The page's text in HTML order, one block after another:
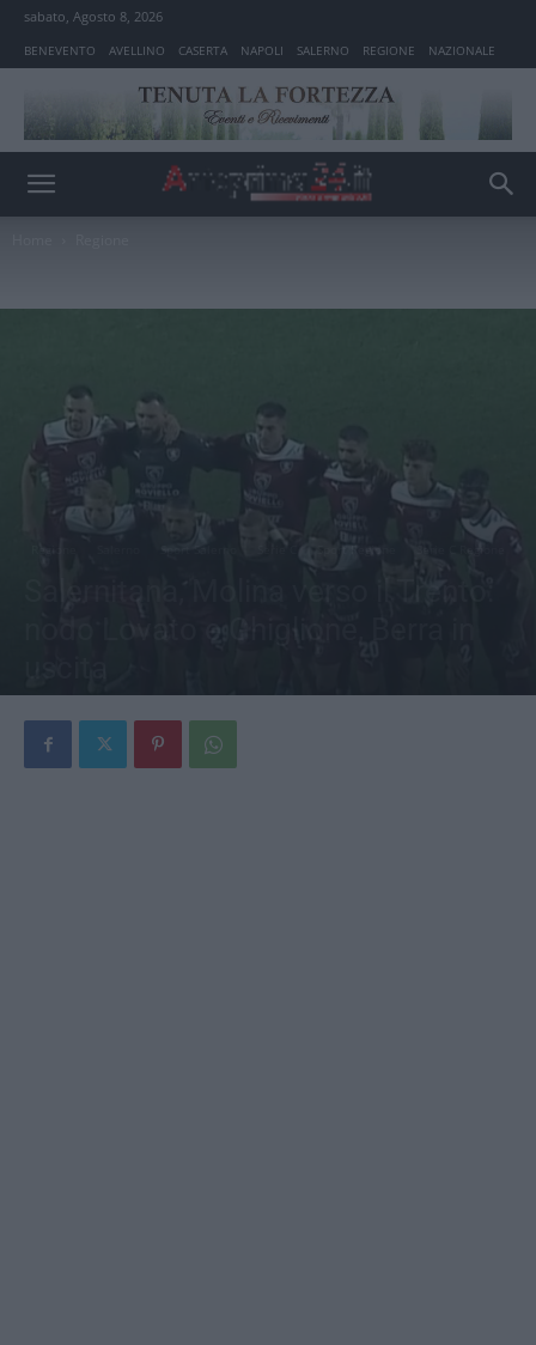
sabato, Agosto 8, 2026
BENEVENTO AVELLINO CASERTA NAPOLI SALERNO REGIONE NAZIONALE
Serie C Sport Regione
Salernitana, Molina verso il Trento:
nodo Lovato e Ghiglione, Berra in